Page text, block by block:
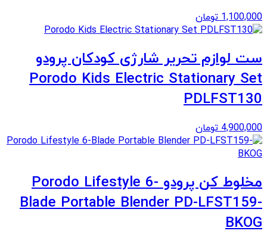
1,100,000 تومان
ست لوازم تحریر شارژی کودکان پرودو
Porodo Kids Electric Stationary Set
PDLFST130
4,900,000 تومان
مخلوط کن پرودو Porodo Lifestyle 6-
Blade Portable Blender PD-LFST159-
BKOG